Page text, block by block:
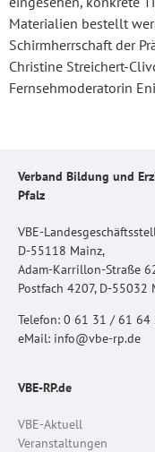
Materialien bestellt
Schirmherrschaft der
Christine Streichert-
Fernsehmoderatorin
Verband Bildung und
Pfalz
VBE-
D-55118 Mainz,
Adam-Karrillon-Straße
Postfach 4207, D-55032
Telefon: 0 61 31 / 61 64
eMail: info@vbe-rp.de
VBE-RP.de
VBE-Aktuell
Veranstaltungen